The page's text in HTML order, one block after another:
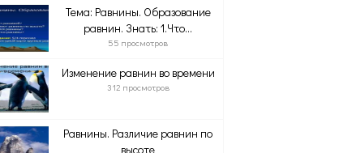
Тема: Равнины. Образование
равнин. Знать: 1.Что...
55 просмотров
Изменение равнин во времени
312 просмотров
Равнины. Различие равнин по
высоте